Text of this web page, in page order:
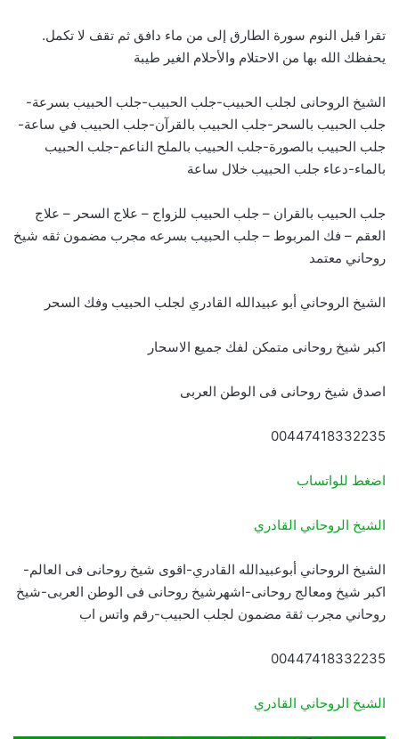
تقرا قبل النوم سورة الطارق إلى من ماء دافق ثم تقف لا تكمل.
يحفظك الله بها من الاحتلام والأحلام الغير طيبة
الشيخ الروحانى لجلب الحبيب-جلب الحبيب-جلب الحبيب بسرعة-
جلب الحبيب بالسحر-جلب الحبيب بالقرآن-جلب الحبيب في ساعة-
جلب الحبيب بالصورة-جلب الحبيب بالملح الناعم-جلب الحبيب
بالماء-دعاء جلب الحبيب خلال ساعة
جلب الحبيب بالقران – جلب الحبيب للزواج – علاج السحر – علاج
العقم – فك المربوط – جلب الحبيب بسرعه مجرب مضمون ثقه شيخ
روحاني معتمد
الشيخ الروحاني أبو عبيدالله القادري لجلب الحبيب وفك السحر
اكبر شيخ روحانى متمكن لفك جميع الاسحار
اصدق شيخ روحانى فى الوطن العربى
00447418332235
اضغط للواتساب
الشيخ الروحاني القادري
الشيخ الروحاني أبوعبيدالله القادري-اقوى شيخ روحانى فى العالم-
اكبر شيخ ومعالج روحانى-اشهرشيخ روحانى فى الوطن العربى-شيخ
روحاني مجرب ثقة مضمون لجلب الحبيب-رقم واتس اب
00447418332235
الشيخ الروحاني القادري